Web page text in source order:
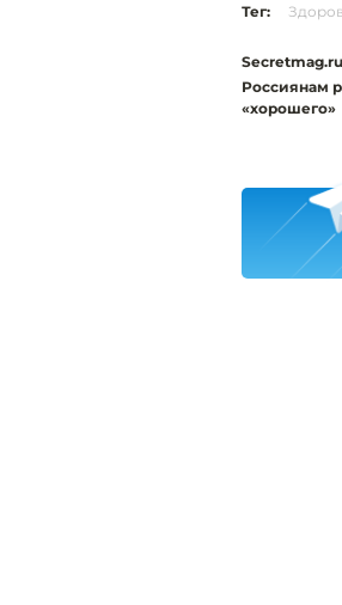
Тег:
Secretmag.ru
Россиянам
«хорошего»